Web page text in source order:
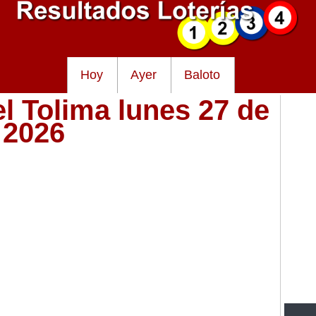
Hoy Ayer Baloto
Tolima lunes 27 de